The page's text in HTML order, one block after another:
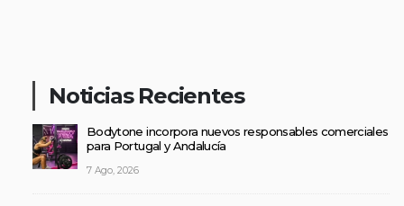
Noticias Recientes
Bodytone incorpora nuevos responsables comerciales
para Portugal y Andalucía
7 Ago, 2026